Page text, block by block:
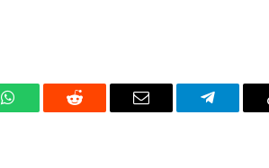
WhatsAppReddit Email Telegram